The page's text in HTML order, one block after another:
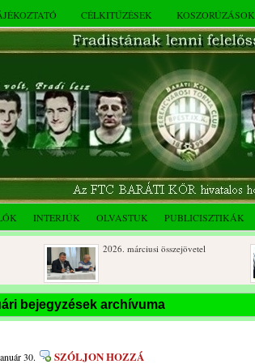
CÉLKITŰZÉSEK KOSZORÚZÁSOK
INTERJÚK OLVASTUK PUBLICISZTIKÁK
2026. márciusi összejövetel
Rendkívüli közgyűlés és a 2025.
novemberi összejövetel
bejegyzések archívuma
30. SZÓLJON HOZZÁ